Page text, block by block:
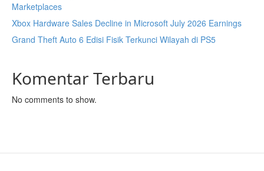
Marketplaces
Xbox Hardware Sales Decline in Microsoft July 2026 Earnings
Grand Theft Auto 6 Edisi Fisik Terkunci Wilayah di PS5
Komentar Terbaru
No comments to show.